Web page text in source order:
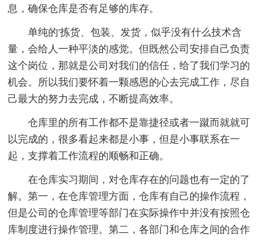
息，确保仓库是否有足够的库存。
单纯的'拣货、包装、发货，似乎没有什么技术含
量，会给人一种平淡的感觉。但既然公司安排自己负责
这个岗位，那就是公司对我们的信任，给了我们学习的
机会。所以我们要怀着一颗感恩的心去完成工作，尽自
己最大的努力去完成，不断提高效率。
仓库里的所有工作都不是靠捷径或者一蹴而就就可
以完成的，很多看起来都是小事，但是小事联系在一
起，支撑着工作流程的顺畅和正确。
在仓库实习期间，对仓库存在的问题也有一定的了
解。第一，在仓库管理方面，仓库有自己的操作流程，
但是公司的仓库管理等部门在实际操作中并没有按照仓
库制度进行操作管理。第二，各部门和仓库之间的合作